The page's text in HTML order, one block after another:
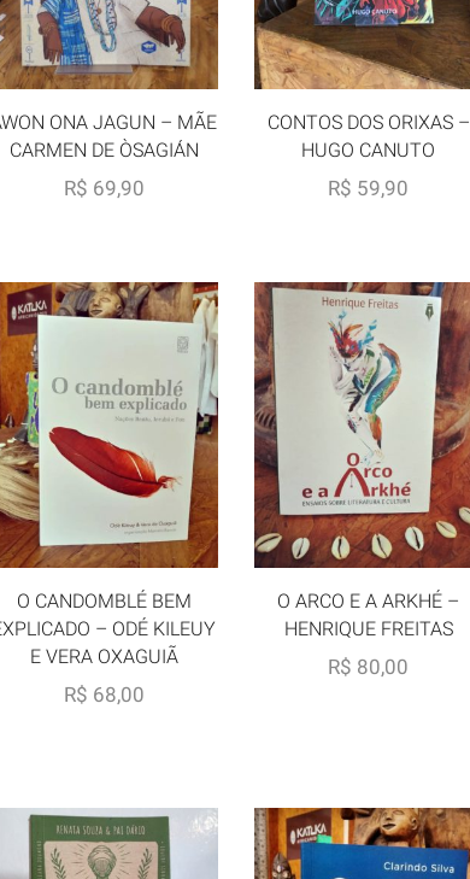
ONA JAGUN – MÃE
CARMEN DE ÒSAGIÁN
R$ 69,90
CONTOS DOS ORIXAS –
HUGO CANUTO
R$ 59,90
O CANDOMBLÉ BEM
– ODÉ KILEUY
E VERA OXAGUIÃ
R$ 68,00
O ARCO E A ARKHÉ –
HENRIQUE FREITAS
R$ 80,00